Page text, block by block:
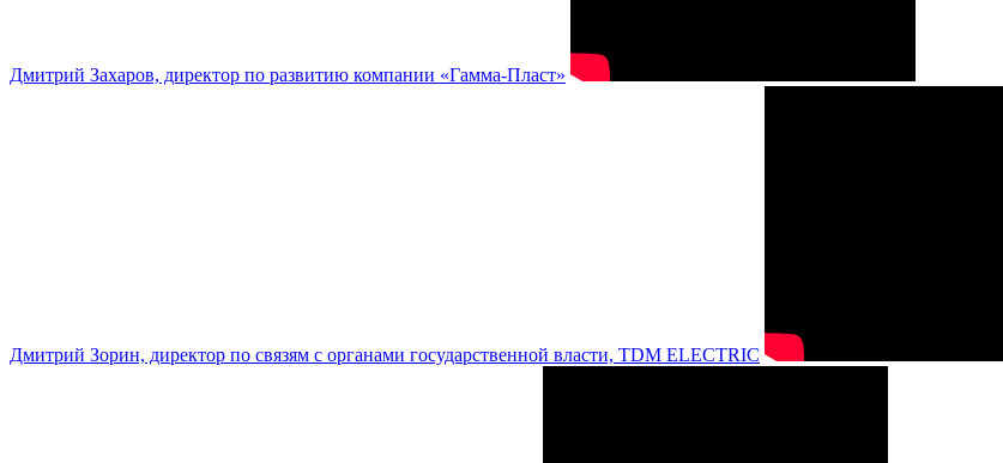
Дмитрий Захаров, директор по развитию компании «Гамма-Пласт»
Дмитрий Зорин, директор по связям с органами государственной власти, TDM ELECTRIC